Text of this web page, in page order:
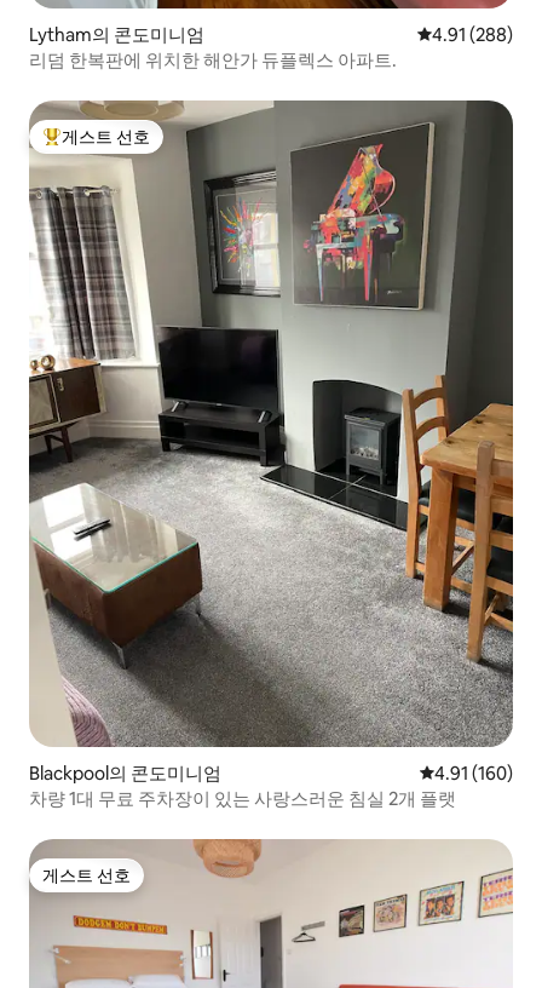
Lytham의 콘도미니엄 평점 4.91점(5
4.91 (288)
리덤 한복판에 위치한 해안가 듀플렉스 아파트.
상위 게스트 선호
게스트 선호
Blackpool의 콘도미니엄 평점 4.91점(5
4.91 (160)
차량 1대 무료 주차장이 있는 사랑스러운 침실 2개 플랫
게스트 선호
게스트 선호